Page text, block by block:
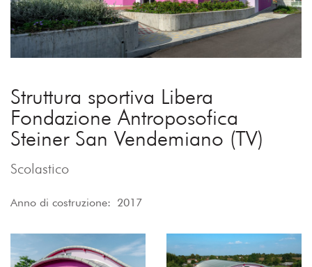
Struttura sportiva Libera
Fondazione Antroposofica
Steiner San Vendemiano (TV)
Scolastico
Anno di costruzione: 2017